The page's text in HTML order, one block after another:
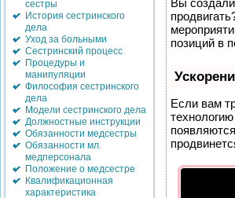
сестры
История сестринского
дела
Уход за больными
Сестринский процесс
Процедуры и
манипуляции
Философия сестринского
дела
Модели сестринского дела
Должностные инструкции
Обязанности медсестры
Обязанности мл.
медперсонала
Положение о медсестре
Квалификационная
характеристика
Вы создали
позиций в
Если вам
технологию